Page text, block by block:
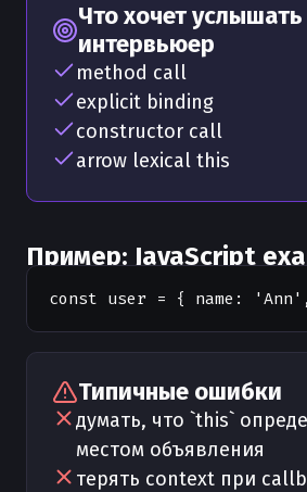
Что хочет услышать
интервьюер
method call
explicit binding
constructor call
arrow lexical this
Пример: JavaScript
Типичные ошибки
думать, что `this`
местом объявления
терять context при